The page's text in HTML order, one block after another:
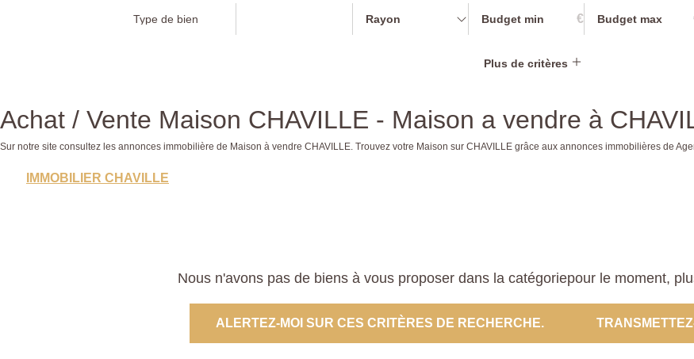
Rayon €
Plus de critères
Achat / Vente Maison CHAVILLE - Maison a vendre à
Sur notre site consultez les annonces immobilière de Maison à vendre CHAVILLE. Trouvez votre Maison sur CHAVILLE grâce aux annonces immobilières de
IMMOBILIER CHAVILLE
Nous n'avons pas de biens à vous proposer dans la catégoriepour le moment,
ALERTEZ-MOI SUR CES CRITÈRES DE RECHERCHE.